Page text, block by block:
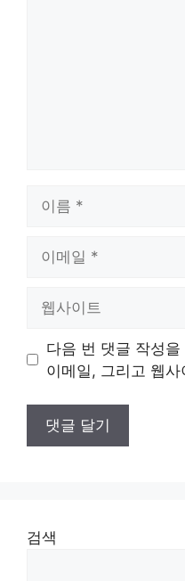
트
다음 번 댓글 작성
이메일, 그리고 웹
검색